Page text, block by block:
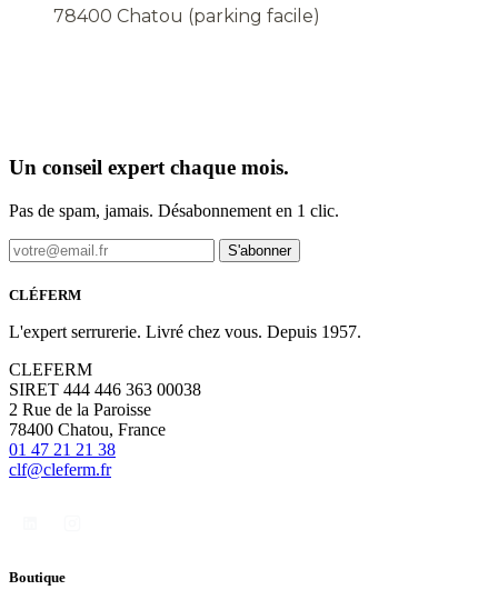
78400 Chatou (parking facile)
Un conseil expert chaque mois.
Pas de spam, jamais. Désabonnement en 1 clic.
S'abonner
CLÉFERM
L'expert serrurerie. Livré chez vous. Depuis 1957.
CLEFERM
SIRET 444 446 363 00038
2 Rue de la Paroisse
78400 Chatou, France
01 47 21 21 38
clf@cleferm.fr
Boutique